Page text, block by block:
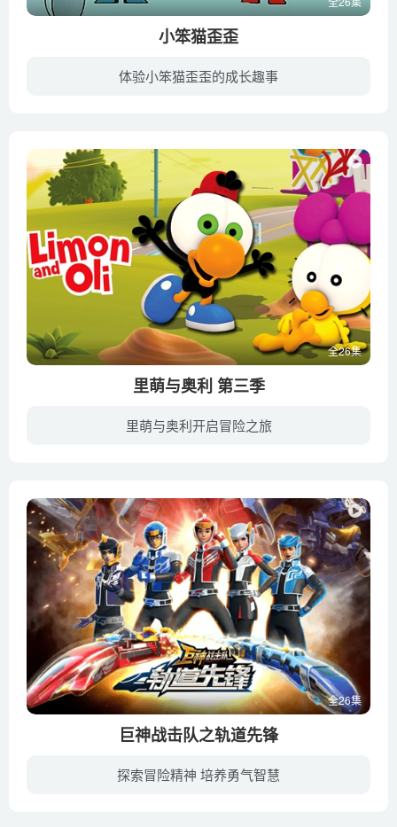
小笨猫歪歪
体验小笨猫歪歪的成长趣事
全26集
里萌与奥利 第三季
里萌与奥利开启冒险之旅
全26集
巨神战击队之轨道先锋
探索冒险精神 培养勇气智慧